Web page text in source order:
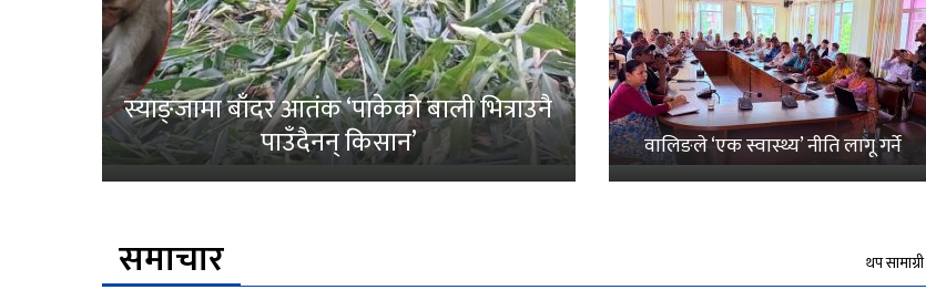
स्याङ्जामा बाँदर आतंक ‘पाकेको बाली भित्राउनै
पाउँदैनन् किसान’ वालिङले ‘एक स्वास्थ्य’ नीति लागू गर्ने
समाचार थप सामाग्री